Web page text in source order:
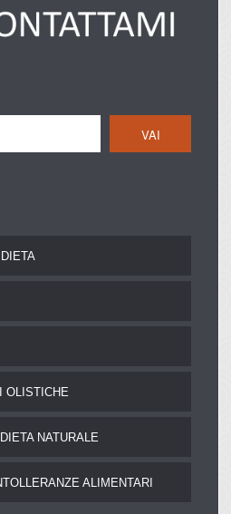
VAI
OLISTICHE
NATURALE
ALIMENTARI